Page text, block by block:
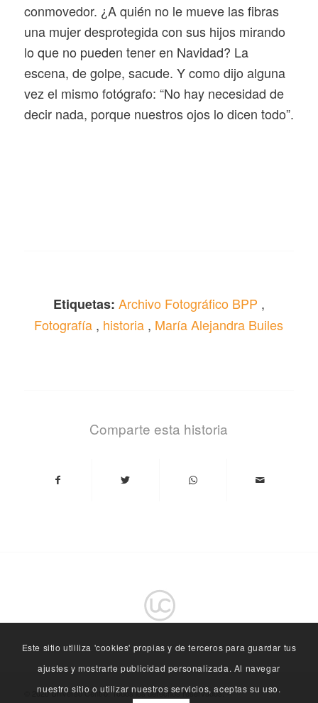
conmovedor. ¿A quién no le mueve las fibras
una mujer desprotegida con sus hijos mirando
lo que no pueden tener en Navidad? La
escena, de golpe, sacude. Y como dijo alguna
vez el mismo fotógrafo: “No hay necesidad de
decir nada, porque nuestros ojos lo dicen todo”.
Etiquetas: Archivo Fotográfico BPP ,
Fotografía , historia , María Alejandra Builes
Comparte esta historia
© 2020 Universo Centro. Todos los derechos reservados. -
Este sitio utliliza 'cookies' propias y de terceros para guardar tus
ajustes y mostrarte publicidad personalizada. Al navegar
nuestro sitio o utilizar nuestros servicios, aceptas su uso.